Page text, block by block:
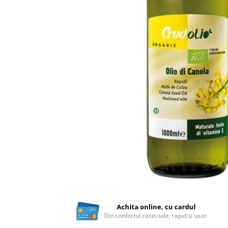
Achita online, cu cardul
Din confortul casei tale, rapid si usor.